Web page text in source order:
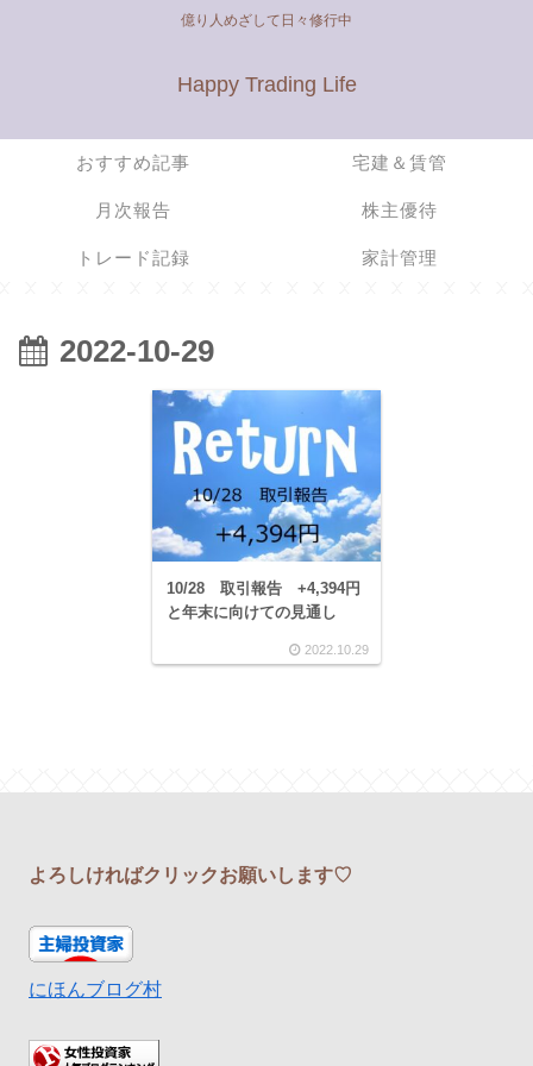
億り人めざして日々修行中
Happy Trading Life
おすすめ記事 宅建＆賃管
月次報告 株主優待
トレード記録 家計管理
2022-10-29
10/28 取引報告 +4,394円
と年末に向けての見通し
2022.10.29
よろしければクリックお願いします♡
にほんブログ村